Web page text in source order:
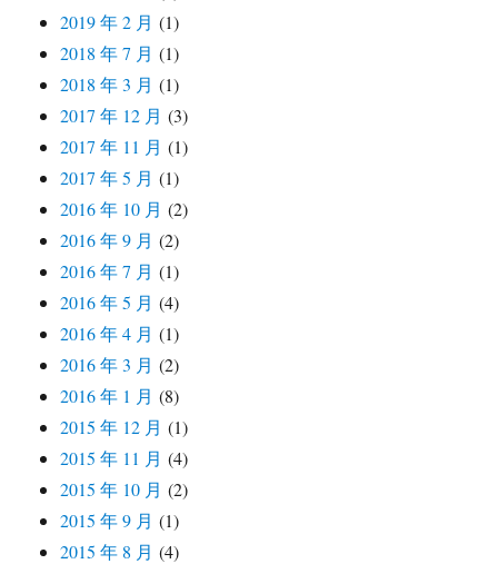
2019 年 2 月 (1)
2018 年 7 月 (1)
2018 年 3 月 (1)
2017 年 12 月 (3)
2017 年 11 月 (1)
2017 年 5 月 (1)
2016 年 10 月 (2)
2016 年 9 月 (2)
2016 年 7 月 (1)
2016 年 5 月 (4)
2016 年 4 月 (1)
2016 年 3 月 (2)
2016 年 1 月 (8)
2015 年 12 月 (1)
2015 年 11 月 (4)
2015 年 10 月 (2)
2015 年 9 月 (1)
2015 年 8 月 (4)